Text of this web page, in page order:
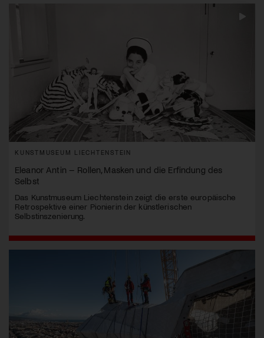
KUNSTMUSEUM LIECHTENSTEIN
Eleanor Antin – Rollen, Masken und die Erfindung des
Selbst
Das Kunstmuseum Liechtenstein zeigt die erste europäische
Retrospektive einer Pionierin der künstlerischen
Selbstinszenierung.